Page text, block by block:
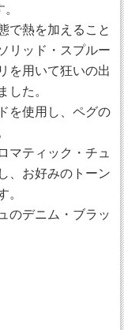
で熱を加えること
リッド・スプルー
を用いて狂いの出
した。
を使用し、ペグの
マティック・チュ
、お好みのトーン
。
のデニム・ブラッ